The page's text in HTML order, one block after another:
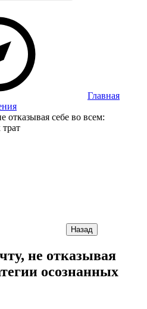
Главная
отказывая себе во всем:
Назад
не отказывая
осознанных